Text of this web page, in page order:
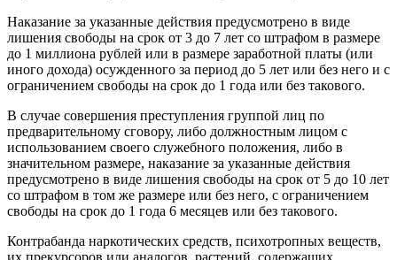
Наказание за указанные действия предусмотрено в виде
лишения свободы на срок от 3 до 7 лет со штрафом в размере
до 1 миллиона рублей или в размере заработной платы (или
иного дохода) осужденного за период до 5 лет или без него и с
ограничением свободы на срок до 1 года или без такового.
В случае совершения преступления группой лиц по
предварительному сговору, либо должностным лицом с
использованием своего служебного положения, либо в
значительном размере, наказание за указанные действия
предусмотрено в виде лишения свободы на срок от 5 до 10 лет
со штрафом в том же размере или без него, с ограничением
свободы на срок до 1 года 6 месяцев или без такового.
Контрабанда наркотических средств, психотропных веществ,
их прекурсоров или аналогов, растений, содержащих